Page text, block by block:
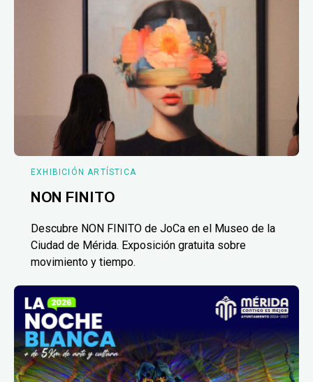
EXHIBICIÓN ARTÍSTICA
NON FINITO
Descubre NON FINITO de JoCa en el Museo de la
Ciudad de Mérida. Exposición gratuita sobre
movimiento y tiempo.